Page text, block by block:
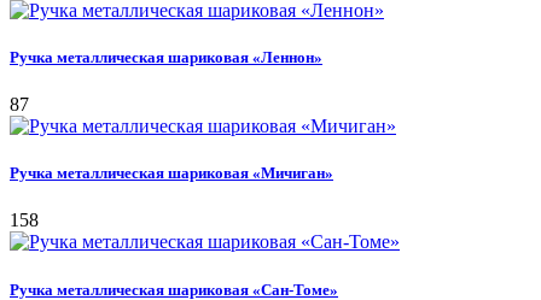
Ручка металлическая шариковая «Леннон»
87
Ручка металлическая шариковая «Мичиган»
158
Ручка металлическая шариковая «Сан-Томе»